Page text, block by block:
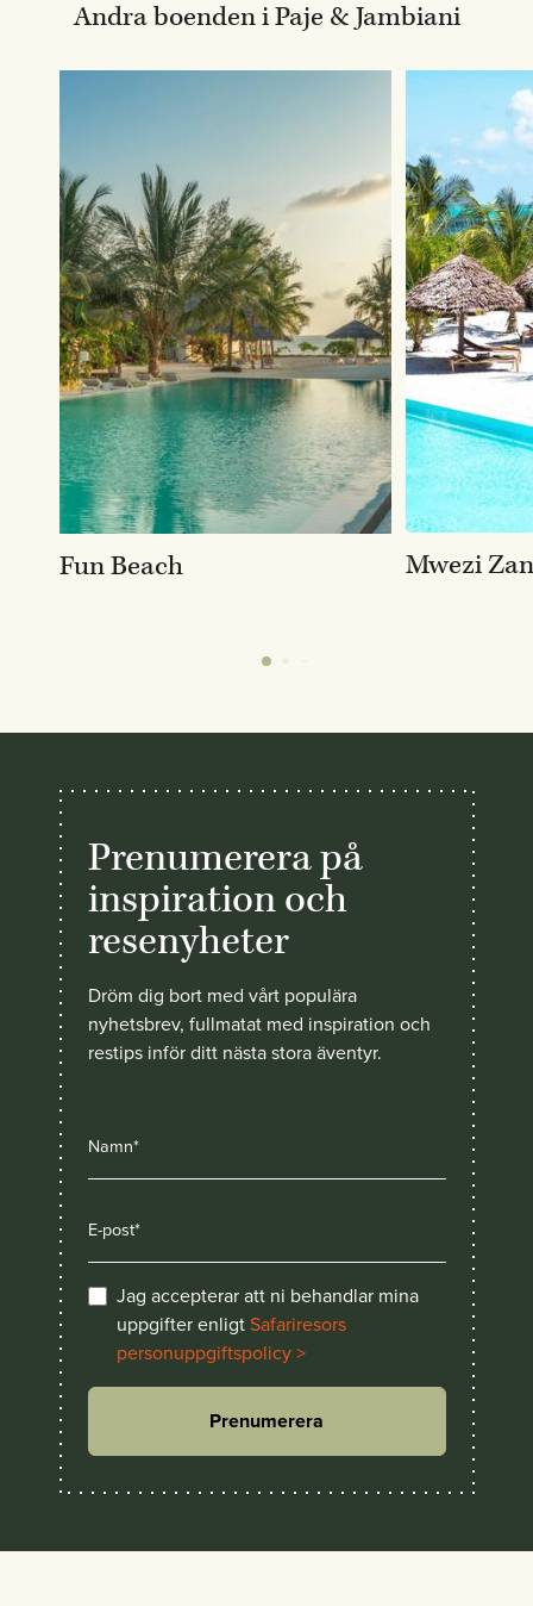
Andra boenden i Paje & Jambiani
Fun Beach Mwezi
Prenumerera på
inspiration och
resenyheter
Dröm dig bort med vårt populära
nyhetsbrev, fullmatat med inspiration och
restips inför ditt nästa stora äventyr.
Jag accepterar att ni behandlar mina
uppgifter enligtSafariresors
personuppgiftspolicy >
Prenumerera